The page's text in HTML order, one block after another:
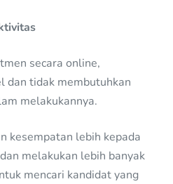
secara online,
dan tidak membutuhkan
melakukannya.
kesempatan lebih kepada
melakukan lebih banyak
mencari kandidat yang